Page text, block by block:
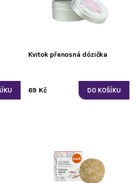
Kvitok přenosná dózička
69 Kč